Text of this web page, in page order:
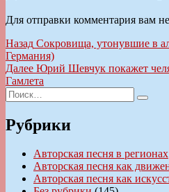
Для отправки комментария вам
Навигация
по
записям
Назад Предыдущая
запись:
Сокровища, утонувшие в
Германия)
Далее Следующая
запись:
Юрий Шевчук покажет
Гамлета
Искать:
Поиск
Рубрики
Авторская песня в регионах
Авторская песня как
Авторская песня как